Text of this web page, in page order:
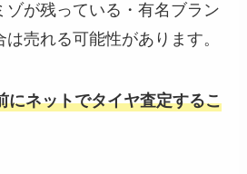
ゾが残っている・有名ブラン
は売れる可能性があります。
にネットでタイヤ査定するこ